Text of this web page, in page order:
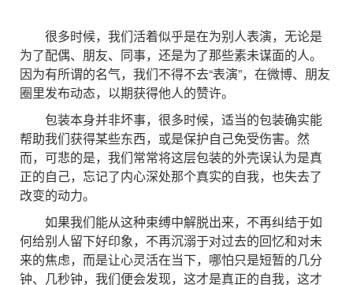
很多时候，我们活着似乎是在为别人表演，无论是
为了配偶、朋友、同事，还是为了那些素未谋面的人。
因为有所谓的名气，我们不得不去“表演”，在微博、朋友
圈里发布动态，以期获得他人的赞许。
包装本身并非坏事，很多时候，适当的包装确实能
帮助我们获得某些东西，或是保护自己免受伤害。然
而，可悲的是，我们常常将这层包装的外壳误认为是真
正的自己，忘记了内心深处那个真实的自我，也失去了
改变的动力。
如果我们能从这种束缚中解脱出来，不再纠结于如
何给别人留下好印象，不再沉溺于对过去的回忆和对未
来的焦虑，而是让心灵活在当下，哪怕只是短暂的几分
钟、几秒钟，我们便会发现，这才是真正的自我，这才